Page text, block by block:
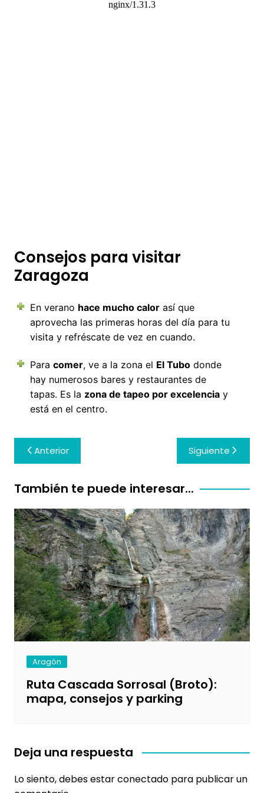
Consejos para visitar
Zaragoza
En verano hace mucho calorasí que
aprovecha las primeras horas del día para tu
visita y refréscate de vez en cuando.
Para comer, ve a la zona el El Tubodonde
hay numerosos bares y restaurantes de
tapas. Es la zona de tapeo por excelenciay
está en el centro.
Navegación
de
entradas
Anterior Siguiente
También te puede interesar...
Aragón
Ruta Cascada Sorrosal (Broto):
mapa, consejos y parking
Deja una respuesta
Lo siento, debes estarconectadopara publicar un